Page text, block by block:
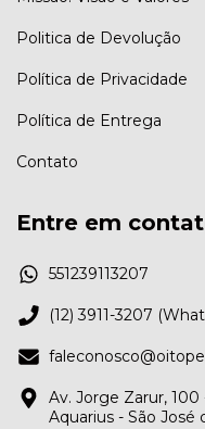
Politica de Devolução
Política de Privacidade
Política de Entrega
Contato
Entre em
551239113207
(12) 3911-3207
Av. Jorge Zarur,
Aquarius - São José